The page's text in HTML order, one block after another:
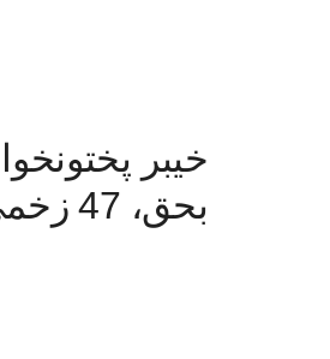
بحق، 47 زخمی